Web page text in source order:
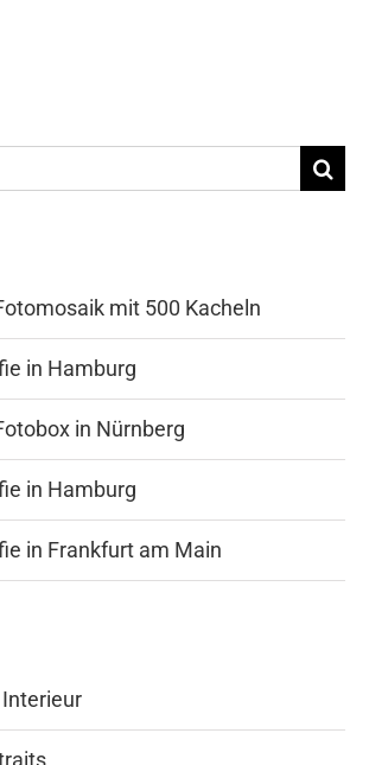
mit 500 Kacheln
in Hamburg
in Nürnberg
in Hamburg
in Frankfurt am Main